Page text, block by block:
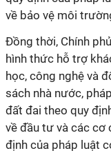
về bảo vệ môi
Đồng thời, Chính
hình thức hỗ trợ
học, công nghệ và
sách nhà nước,
đất đai theo quy
về đầu tư và các cơ
định của pháp luật